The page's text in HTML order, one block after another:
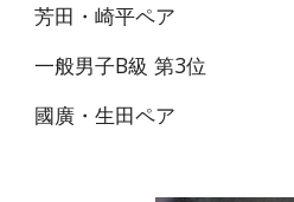
芳田・崎平ペア
一般男子B級 第3位
國廣・生田ペア